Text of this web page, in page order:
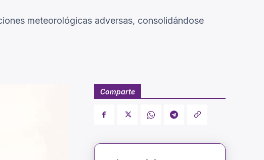
meteorológicas adversas, consolidándose
Comparte